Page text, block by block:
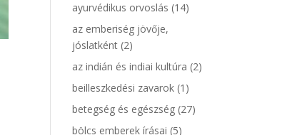
ayurvédikus orvoslás (14)
az emberiség jövője,
jóslatként (2)
az indián és indiai kultúra (2)
beilleszkedési zavarok (1)
betegség és egészség (27)
bölcs emberek írásai (5)